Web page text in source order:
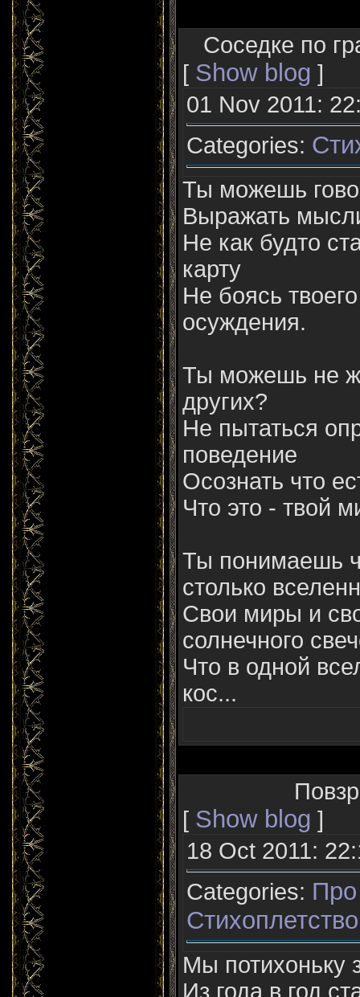
Соседке по
[ Show blog ]
01 Nov 2011:
Categories:
Ты можешь
Выражать
Не как будто
карту
Не боясь
осуждения.
Ты можешь не
других?
Не пытаться
поведение
Осознать что
Что это - твой
Ты понимаешь
столько
Свои миры и
солнечного
Что в одной
кос...
[ Show blog ]
18 Oct 2011:
Categories:
Стихоплетство
Мы потихоньку
Из года в год